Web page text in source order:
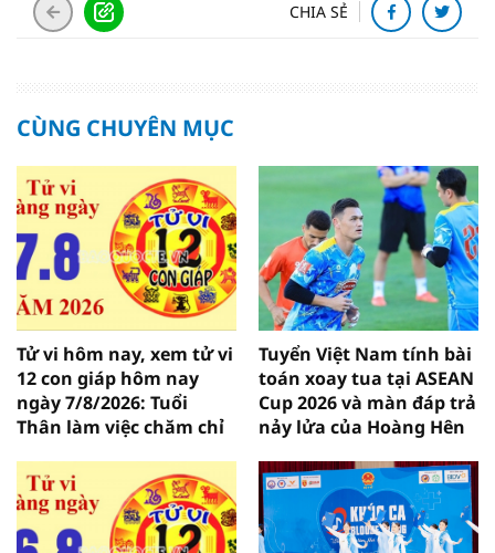
CHIA SẺ
CÙNG CHUYÊN MỤC
Tử vi hôm nay, xem tử vi
12 con giáp hôm nay
ngày 7/8/2026: Tuổi
Thân làm việc chăm chỉ
Tuyển Việt Nam tính bài
toán xoay tua tại ASEAN
Cup 2026 và màn đáp trả
nảy lửa của Hoàng Hên